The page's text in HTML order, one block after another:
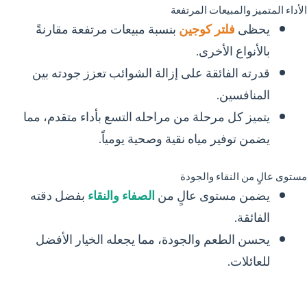
الأداء المتميز والمبيعات المرتفعة
يحظىفلتر كوجينبنسبة مبيعات مرتفعة مقارنةً
بالأنواع الأخرى.
قدرته الفائقة على إزالة الشوائب تعزز جودته بين
المنافسين.
يتميز كل مرحلة من مراحله التسع بأداء متقدم، مما
يضمن توفير مياه نقية وصحية يومياً.
مستوى عالٍ من النقاء والجودة
يضمن مستوى عالٍ منالصفاء والنقاءبفضل دقته
الفائقة.
يحسن الطعم والجودة، مما يجعله الخيار الأفضل
للعائلات.